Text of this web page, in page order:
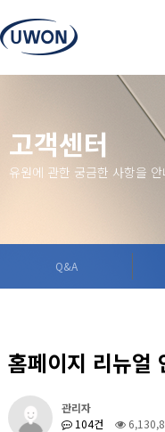
고객센터
유원에 관한 궁금한 사항을
Q&A
홈페이지 리뉴얼
관리자
104건